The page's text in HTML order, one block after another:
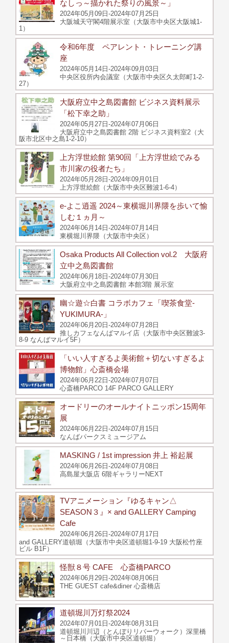
なしっ～描かれた祭りの風景～」
2024年05月09日-2024年07月25日
大阪城天守閣4階展示室（大阪市中央区大阪城1-
1）
令和6年度 ペアレント・トレーニング講
座
2024年05月14日-2024年09月03日
中央区役所内会議室（大阪市中央区久太郎町1-2-
27）
大阪府立中之島図書館 ビジネス資料展示
「松下幸之助」
2024年05月27日-2024年07月06日
大阪府立中之島図書館 2階 ビジネス資料室2（大
阪市北区中之島1-2-10）
上方浮世絵館 第90回「上方浮世絵でみる
市川家の役者たち」
2024年05月28日-2024年09月01日
上方浮世絵館（大阪市中央区難波1-6-4）
e-よこ逍遥 2024～東横堀川界隈を歩いて愉
しむ１ヵ月～
2024年06月14日-2024年07月14日
東横堀川界隈（大阪市中央区）
Osaka Products All Collection vol.2 大阪府
立中之島図書館
2024年06月18日-2024年07月30日
大阪府立中之島図書館 本館3階 展示室
幽☆遊☆白書 コラボカフェ「喫茶食堂-
YUKIMURA-」
2024年06月20日-2024年07月28日
推しカフェなんばマルイ店（大阪市中央区難波3-
8-9 なんばマルイ5F）
「いい人すぎるよ美術館＋切ないすぎるよ
博物館」心斎橋会場
2024年06月22日-2024年07月07日
心斎橋PARCO 14F PARCO GALLERY
オードリーのオールナイトニッポン15周年
展
2024年06月22日-2024年07月15日
なんばパークスミュージアム
MASKING / 1st impression 井上 裕起展
2024年06月26日-2024年07月08日
高島屋大阪店 6階ギャラリーNEXT
TVアニメーション『ゆるキャン△
SEASON３』× and GALLERY Camping
Cafe
2024年06月26日-2024年07月17日
and GALLERY道頓堀（大阪市中央区道頓堀1-9-19 大阪松竹座
ビル B1F）
怪獣８号 CAFE 心斎橋PARCO
2024年06月29日-2024年08月06日
THE GUEST cafe&diner 心斎橋店
道頓堀川万灯祭2024
2024年07月01日-2024年08月31日
道頓堀川川辺（とんぼりリバーウォーク）深里橋
～日本橋（大阪市中央区道頓堀）